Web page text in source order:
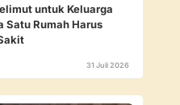
untuk Keluarga
Satu Rumah Harus
31 Juli 2026